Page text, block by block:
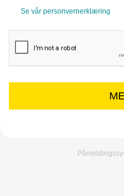
Se vår personvernerklæring